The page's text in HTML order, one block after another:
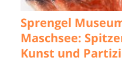
Sprengel
Maschsee:
Kunst und